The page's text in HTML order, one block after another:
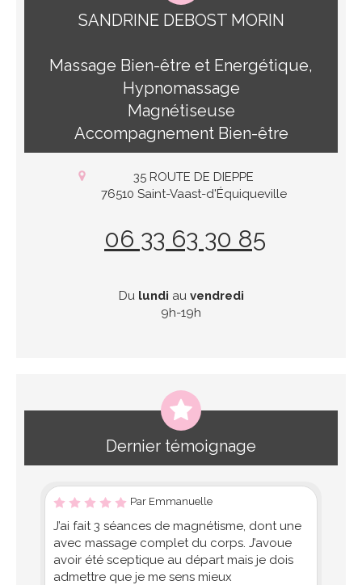
SANDRINE DEBOST MORIN
Massage Bien-être et Energétique,
Hypnomassage
Magnétiseuse
Accompagnement Bien-être
35 ROUTE DE DIEPPE
76510 Saint-Vaast-d'Équiqueville
06 33 63 30 85
Du lundi au vendredi
9h-19h
Dernier témoignage
Par Emmanuelle
J’ai fait 3 séances de magnétisme, dont une
avec massage complet du corps. J’avoue
avoir été sceptique au départ mais je dois
admettre que je me sens mieux